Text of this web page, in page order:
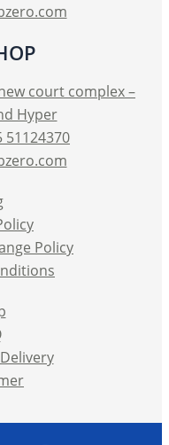
court complex –
Hyper
51124370
Policy